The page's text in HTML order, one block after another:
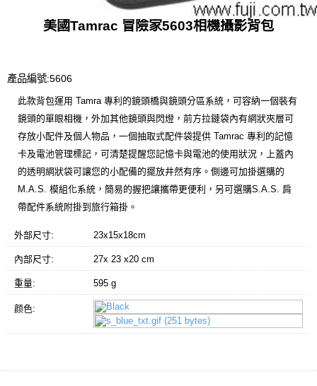
美國Tamrac 冒險家5603相機攝影背包
產品編號:5606
此款背包運用 Tamra 專利的鏡頭橋與鏡頭分區系統，可容納一個裝有
鏡頭的單眼相機，外加其他鏡頭與閃燈，前方拉鏈袋內有網狀夾層可
存放小配件及個人物品，一個抽取式配件袋提供 Tamrac 專利的記憶
卡及電池管理標記，可清楚提醒您記憶卡與電池的使用狀況，上蓋內
的透明網狀袋可讓您的小配備的擺放井然有序。側邊可加掛選購的
M.A.S. 模組化系統，簡易的握把讓攜帶更便利，另可選購S.A.S. 肩
帶配件系統附掛到旅行箱掛。
外部尺寸: 23x15x18cm
內部尺寸: 27x 23 x20 cm
重量: 595 g
颜色: